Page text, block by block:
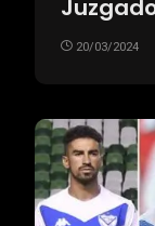
20/03/2024